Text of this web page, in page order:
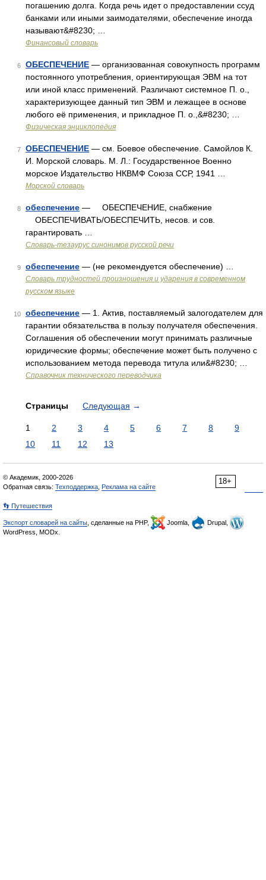
погашению долга. Когда речь идет о предоставлении ссуд
банками или иными заимодателями, обеспечение иногда
называют&#8230; …
Финансовый словарь
6 ОБЕСПЕЧЕНИЕ — организованная совокупность программ
постоянного употребления, ориентирующая ЭВМ на тот
или иной класс применений. Различают системное П. о.,
характеризующее данный тип ЭВМ и лежащее в основе
любого её применения, и прикладное П. о.,&#8230; …
Физическая энциклопедия
7 ОБЕСПЕЧЕНИЕ — см. Боевое обеспечение. Самойлов К.
И. Морской словарь. М. Л.: Государственное Военно
морское Издательство НКВМФ Союза ССР, 1941 …
Морской словарь
8 обеспечение — ОБЕСПЕЧЕНИЕ, снабжение
ОБЕСПЕЧИВАТЬ/ОБЕСПЕЧИТЬ, несов. и сов.
гарантировать …
Словарь-тезаурус синонимов русской речи
9 обеспечение — (не рекомендуется обеспечение) …
Словарь трудностей произношения и ударения в современном
русском языке
10 обеспечение — 1. Актив, поставляемый залогодателем для
гарантии обязательства в пользу получателя обеспечения.
Соглашения об обеспечении могут принимать различные
юридические формы; обеспечение может быть получено с
использованием метода перевода титула или&#8230; …
Справочник технического переводчика
Страницы Следующая →
1 2 3 4 5 6 7 8
9
10
11 12 13
18+
© Академик, 2000-2026
Обратная связь: Техподдержка Реклама на сайте
👣 Путешествия
Экспорт словарей на сайты , сделанные на PHP, Joomla,
Drupal,
WordPress, MODx.